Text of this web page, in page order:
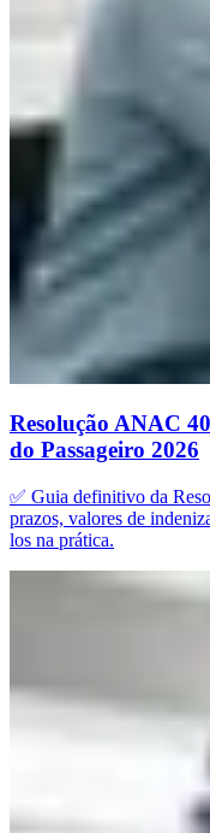
Resolução ANAC
do Passageiro 2026
✅ Guia definitivo da
prazos, valores de
los na prática.